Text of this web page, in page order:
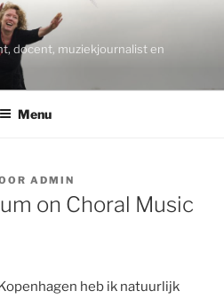
docent, muziekjournalist en
Menu
ADMIN
on Choral Music
heb ik natuurlijk